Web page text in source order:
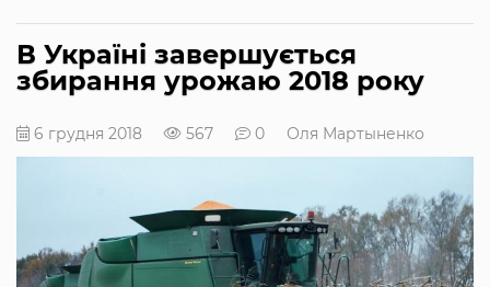
В Україні завершується
збирання урожаю 2018 року
6 грудня 2018 567 0 Оля Мартыненко